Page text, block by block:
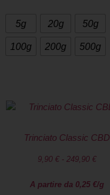
5g 20g 50g
100g 200g 500g
Trinciato Classic CBD
9,90 € - 249,90 €
A partire da 0,25 €/g